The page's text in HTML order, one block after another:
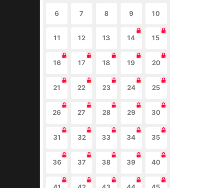
6 7 8 9 10
11 12 13 14 15
16 17 18 19 20
21 22 23 24 25
26 27 28 29 30
31 32 33 34 35
36 37 38 39 40